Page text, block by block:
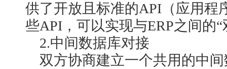
供了开放且标准的API（应用程
些API，可以实现与ERP之间的
2.中间数据库对接
双方协商建立一个共用的中